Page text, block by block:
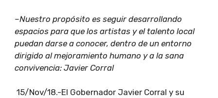
–Nuestro propósito es seguir desarrollando
espacios para que los artistas y el talento local
puedan darse a conocer, dentro de un entorno
dirigido al mejoramiento humano y a la sana
convivencia: Javier Corral
15/Nov/18.-El Gobernador Javier Corral y su